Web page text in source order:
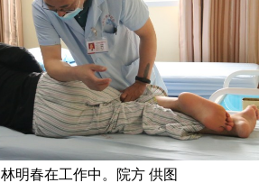
林明春在工作中。院方 供图